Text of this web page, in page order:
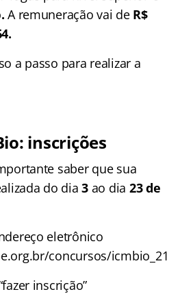
. A remuneração vai de R$
a passo para realizar a
inscrições
saber que sua
do dia3 ao dia 23 de
eletrônico
concursos/icmbio_21
inscrição”